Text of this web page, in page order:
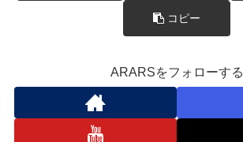
コピー
ARARSをフォローする